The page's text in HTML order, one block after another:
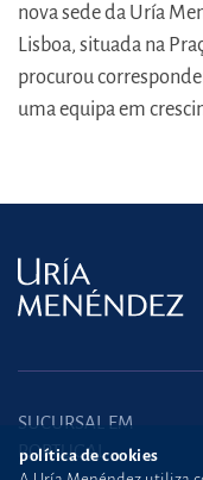
nova sede da Uría
Lisboa, situada na
procurou
uma equipa em
SUCURSAL EM
PORTUGAL
política de cookies